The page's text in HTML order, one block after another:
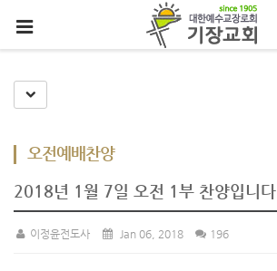
Toggle Dropdown
오전예배찬양
2018년 1월 7일 오전 1부 찬양입니다.
이정윤전도사 Jan 06, 2018 196